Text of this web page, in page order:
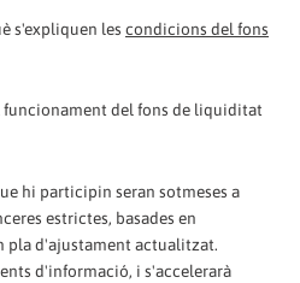
s'expliquen les condicions del fons
funcionament del fons de liquiditat
hi participin seran sotmeses a
estrictes, basades en
d'ajustament actualitzat.
d'informació, i s'accelerarà